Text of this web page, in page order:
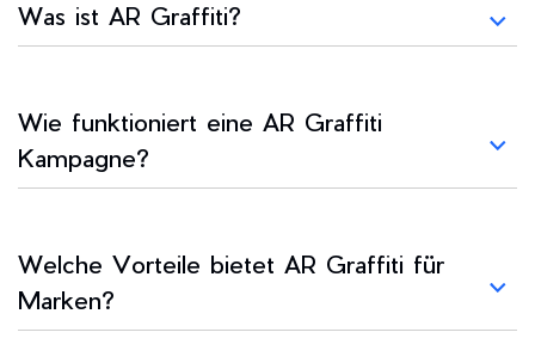
Was ist AR Graffiti?
Wie funktioniert eine AR Graffiti
Kampagne?
Welche Vorteile bietet AR Graffiti für
Marken?